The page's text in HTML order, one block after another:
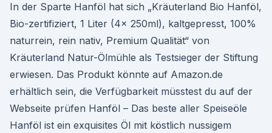
In der Sparte Hanföl hat sich „Kräuterland Bio Hanföl,
Bio-zertifiziert, 1 Liter (4x 250ml), kaltgepresst, 100%
naturrein, rein nativ, Premium Qualität“ von
Kräuterland Natur-Ölmühle als Testsieger der Stiftung
erwiesen. Das Produkt könnte auf Amazon.de
erhältlich sein, die Verfügbarkeit müsstest du auf der
Webseite prüfen Hanföl – Das beste aller Speiseöle
Hanföl ist ein exquisites Öl mit köstlich nussigem